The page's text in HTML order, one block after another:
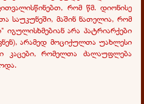
რომ წმ. დიონისე
საუკუნეში, მაშინ ნათელია, რომ
იგულისხმებიან არა პატრიარქები
არამედ მოციქულთა უახლესი
კაცები, რომელთა ძალაუფლება